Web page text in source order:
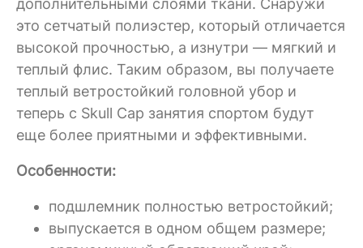
это сетчатый полиэстер, который отличается
высокой прочностью, а изнутри — мягкий и
теплый флис. Таким образом, вы получаете
теплый ветростойкий головной убор и
теперь с Skull Cap занятия спортом будут
еще более приятными и эффективными.
Особенности:
подшлемник полностью ветростойкий;
выпускается в одном общем размере;